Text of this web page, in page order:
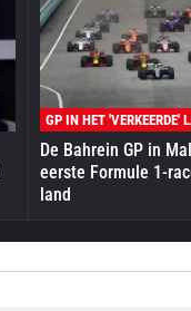
GP IN HET 'VERKEERDE'
De Bahrein GP in
eerste Formule 1-
land